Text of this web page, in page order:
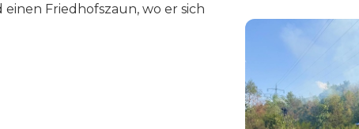
Friedhofszaun, wo er sich